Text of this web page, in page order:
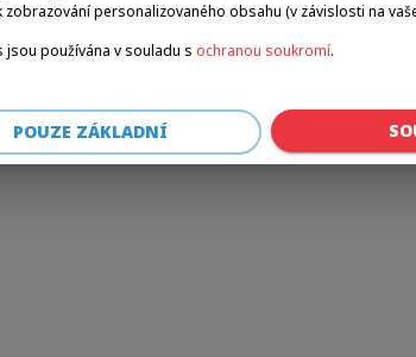
zobrazování personalizovaného obsahu (v závislosti na
jsou používána v souladu s ochranou soukromí.
POUZE ZÁKLADNÍ